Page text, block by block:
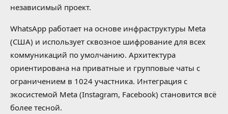
независимый проект.
WhatsApp работает на основе инфраструктуры Meta
(США) и использует сквозное шифрование для всех
коммуникаций по умолчанию. Архитектура
ориентирована на приватные и групповые чаты с
ограничением в 1024 участника. Интеграция с
экосистемой Meta (Instagram, Facebook) становится всё
более тесной.